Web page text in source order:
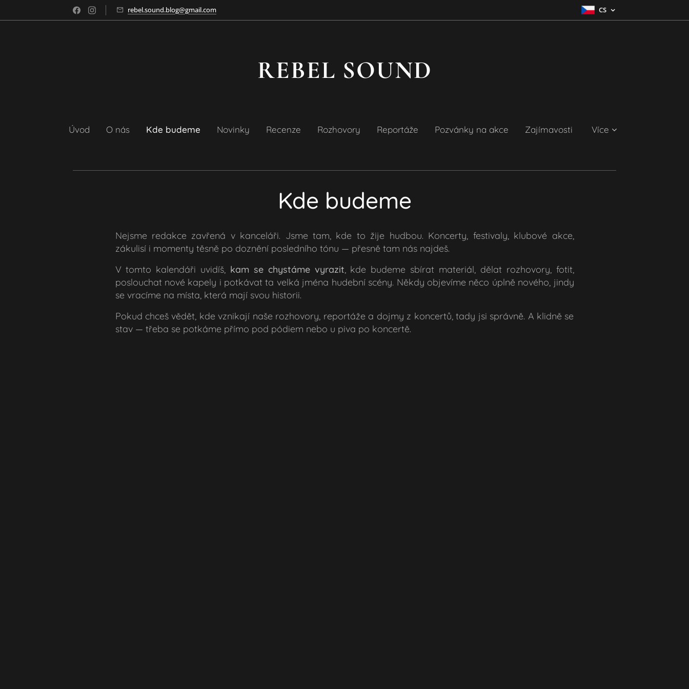
rebel.sound.blog@gmail.com CS
REBEL SOUND
Úvod O nás Kde budeme Novinky Recenze Rozhovory Reportáže Pozvánky na akce Zajímavosti Více
Kde budeme
Nejsme redakce zavřená v kanceláři. Jsme tam, kde to žije hudbou. Koncerty, festivaly, klubové akce,
zákulisí i momenty těsně po doznění posledního tónu — přesně tam nás najdeš.
V tomto kalendáři uvidíš, kam se chystáme vyrazit, kde budeme sbírat materiál, dělat rozhovory, fotit,
poslouchat nové kapely i potkávat ta velká jména hudební scény. Někdy objevíme něco úplně nového, jindy
se vracíme na místa, která mají svou historii.
Pokud chceš vědět, kde vznikají naše rozhovory, reportáže a dojmy z koncertů, tady jsi správně. A klidně se
stav — třeba se potkáme přímo pod pódiem nebo u piva po koncertě.